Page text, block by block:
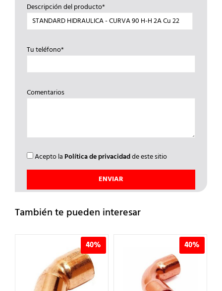
Descripción del producto*
Tu teléfono*
Comentarios
Acepto la Política de privacidadde este sitio
También te pueden interesar
40% 40%